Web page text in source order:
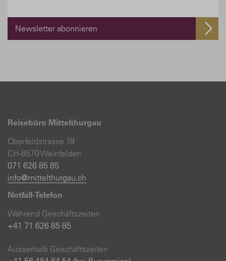
Newsletter abonnieren
Reisebüro Mittelthurgau
Oberfeldstrasse 19
CH-8570 Weinfelden
071 626 85 85
info@mittelthurgau.ch
Notfall-Telefon
Während Geschäftszeiten
+41 71 626 85 85
Ausserhalb Geschäftszeiten